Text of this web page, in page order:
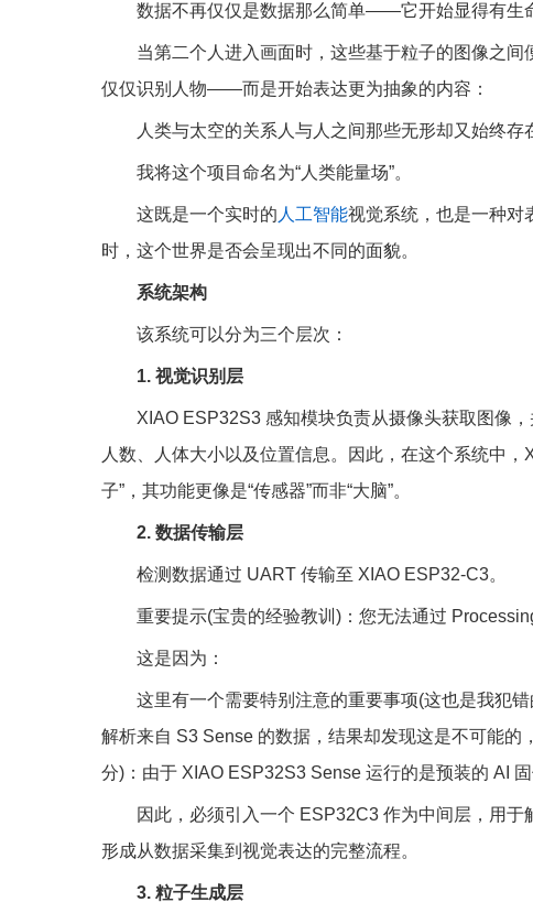
数据不再仅仅是数据那么简单——它开始显得有生
当第二个人进入画面时，这些基于粒子的图像之
仅仅识别人物——而是开始表达更为抽象的内容：
人类与太空的关系人与人之间那些无形却又始终存
我将这个项目命名为“人类能量场”。
这既是一个实时的 人工智能视觉系统，也是一种
时，这个世界是否会呈现出不同的面貌。
系统架构
该系统可以分为三个层次：
1. 视觉识别层
XIAO ESP32S3 感知模块负责从摄像头获取图像
人数、人体大小以及位置信息。因此，在这个系统中
子”，其功能更像是“传感器”而非“大脑”。
2. 数据传输层
检测数据通过 UART 传输至 XIAO ESP32-C3。
重要提示(宝贵的经验教训)：您无法通过
这是因为：
这里有一个需要特别注意的重要事项(这也是我犯
解析来自 S3 Sense 的数据，结果却发现这是不可能
分)：由于 XIAO ESP32S3 Sense 运行的是预装的 AI
因此，必须引入一个 ESP32C3 作为中间层，用
形成从数据采集到视觉表达的完整流程。
3. 粒子生成层